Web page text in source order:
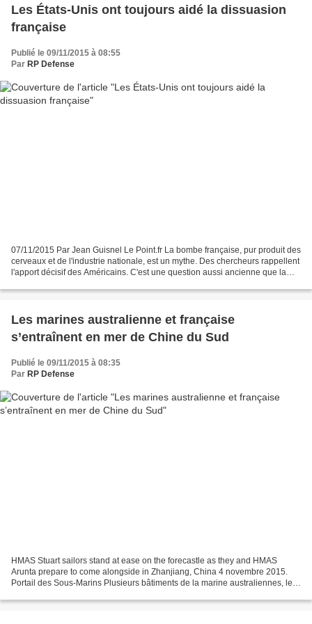
Les États-Unis ont toujours aidé la dissuasion
française
Publié le 09/11/2015 à 08:55
Par RP Defense
07/11/2015 Par Jean Guisnel Le Point.fr La bombe française, pur produit des
cerveaux et de l'industrie nationale, est un mythe. Des chercheurs rappellent
l'apport décisif des Américains. C'est une question aussi ancienne que la
Les marines australienne et française
s’entraînent en mer de Chine du Sud
Publié le 09/11/2015 à 08:35
Par RP Defense
HMAS Stuart sailors stand at ease on the forecastle as they and HMAS
Arunta prepare to come alongside in Zhanjiang, China 4 novembre 2015.
Portail des Sous-Marins Plusieurs bâtiments de la marine australiennes, les